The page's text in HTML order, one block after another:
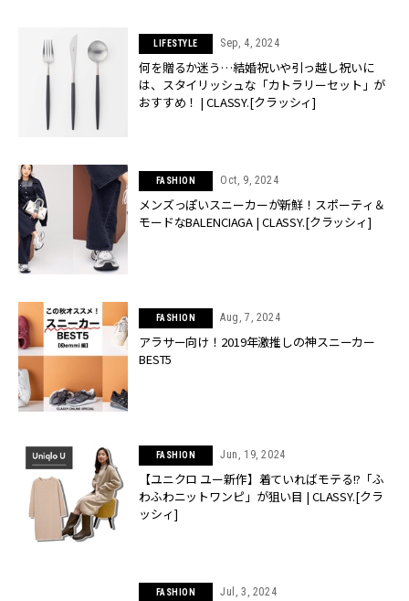
LIFESTYLE Sep, 4, 2024
何を贈るか迷う…結婚祝いや引っ越し祝いに
は、スタイリッシュな「カトラリーセット」が
おすすめ！ | CLASSY.[クラッシィ]
FASHION Oct, 9, 2024
メンズっぽいスニーカーが新鮮！スポーティ＆
モードなBALENCIAGA | CLASSY.[クラッシィ]
FASHION Aug, 7, 2024
アラサー向け！2019年激推しの神スニーカー
BEST5
FASHION Jun, 19, 2024
【ユニクロ ユー新作】着ていればモテる!?「ふ
わふわニットワンピ」が狙い目 | CLASSY.[クラ
ッシィ]
FASHION Jul, 3, 2024